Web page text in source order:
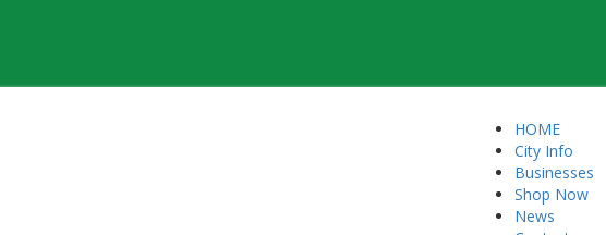
HOME
City Info
Businesses
Shop Now
News